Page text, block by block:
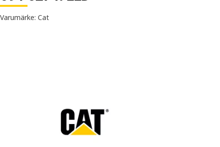
Varumärke: Cat